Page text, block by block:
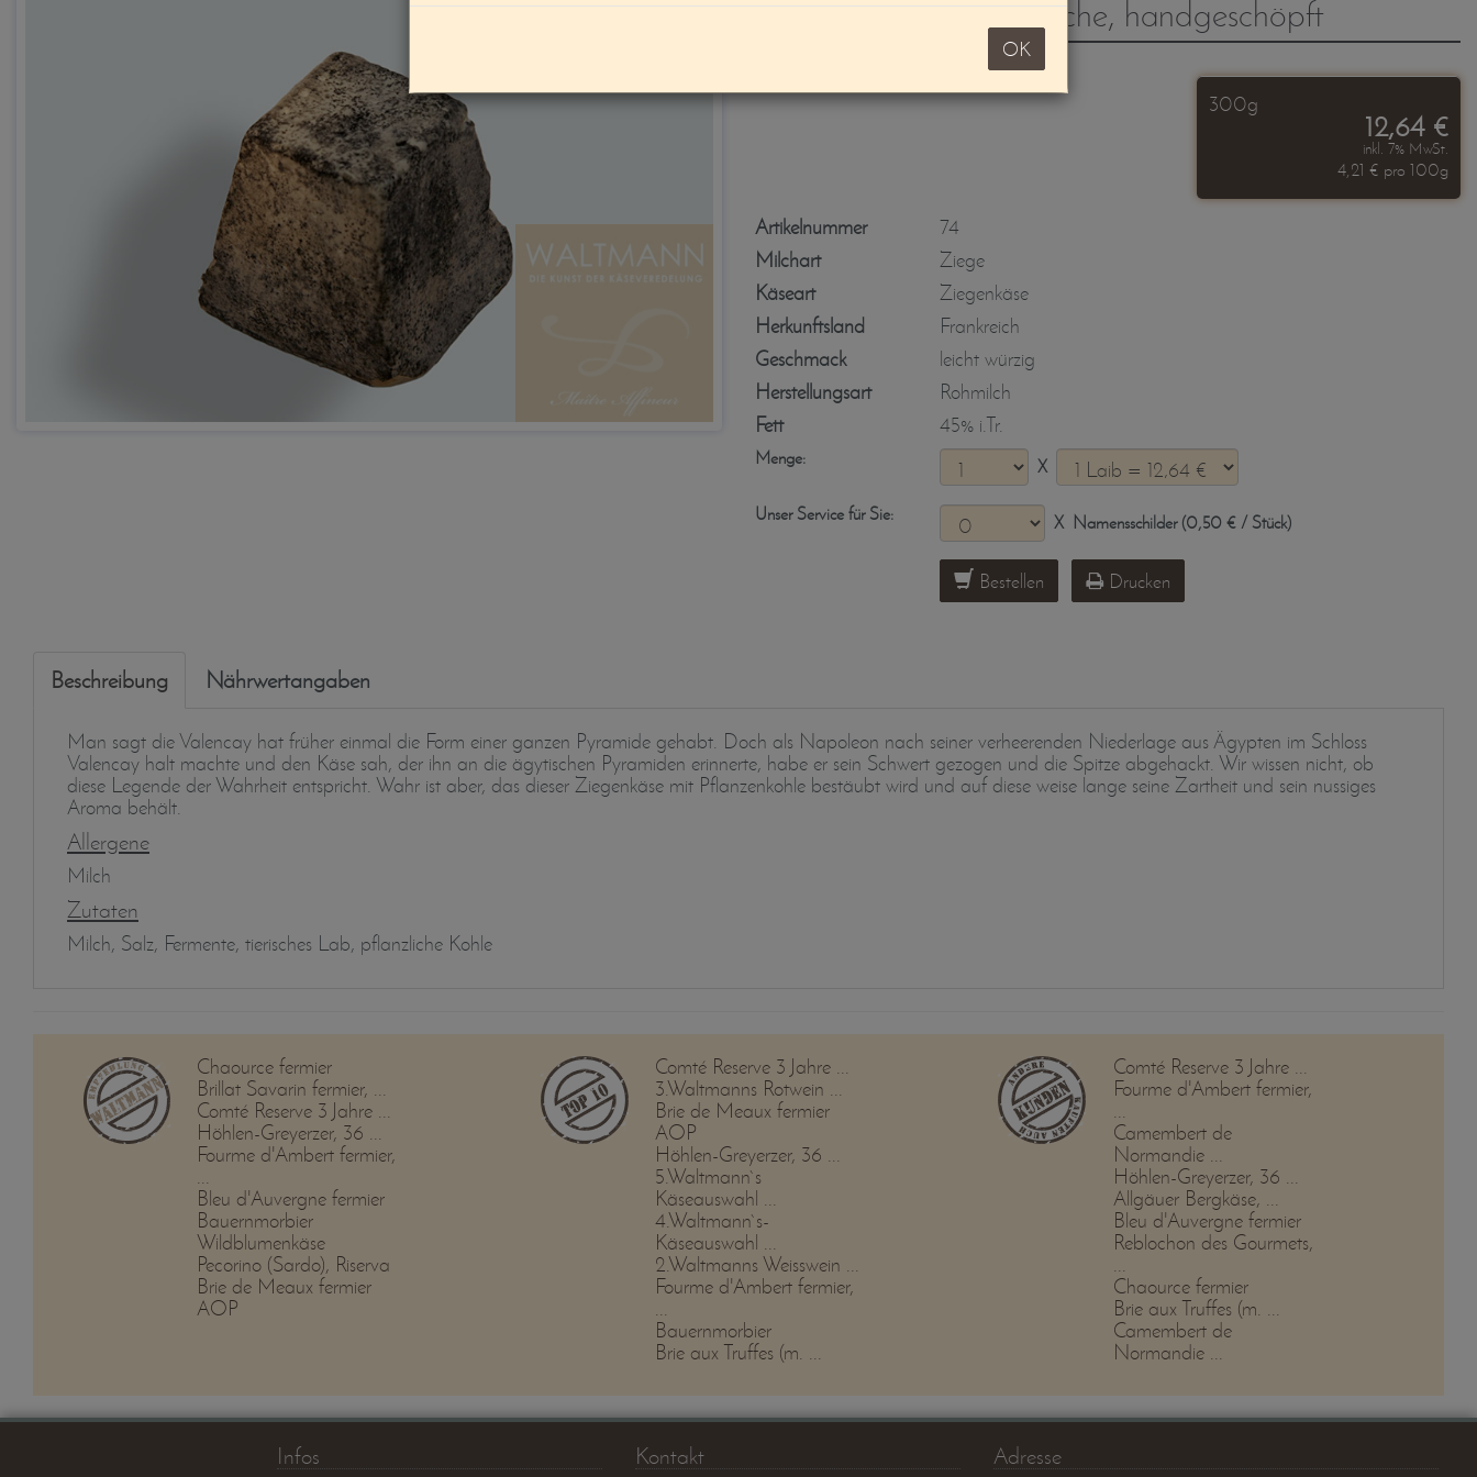
OK
Valencay Pyramide Asche, handgeschöpft
300g
12,64 €
inkl. 7% MwSt.
4,21 € pro 100g
Artikelnummer
74
Milchart
Ziege
Käseart
Ziegenkäse
Herkunftsland
Frankreich
Geschmack
leicht würzig
Herstellungsart
Rohmilch
Fett
45% i.Tr.
Menge: X
Unser Service für Sie: X Namensschilder (0,50 € / Stück)
Bestellen Drucken
Beschreibung Nährwertangaben
Man sagt die Valencay hat früher einmal die Form einer ganzen Pyramide gehabt. Doch als Napoleon nach seiner verheerenden Niederlage aus Ägypten im Schloss
Valencay halt machte und den Käse sah, der ihn an die ägytischen Pyramiden erinnerte, habe er sein Schwert gezogen und die Spitze abgehackt. Wir wissen nicht, ob
diese Legende der Wahrheit entspricht. Wahr ist aber, das dieser Ziegenkäse mit Pflanzenkohle bestäubt wird und auf diese weise lange seine Zartheit und sein nussiges
Aroma behält.
Allergene
Milch
Zutaten
Milch, Salz, Fermente, tierisches Lab, pflanzliche Kohle
Chaource fermier
Brillat Savarin fermier, ...
Comté Reserve 3 Jahre ...
Höhlen-Greyerzer, 36 ...
Fourme d'Ambert fermier,
Bleu d'Auvergne fermier
Bauernmorbier
Wildblumenkäse
Pecorino (Sardo), Riserva
Brie de Meaux fermier
AOP
Comté Reserve 3 Jahre ...
3.Waltmanns Rotwein ...
Brie de Meaux fermier
AOP
Höhlen-Greyerzer, 36 ...
5.Waltmann`s
Käseauswahl ...
4.Waltmann`s-
Käseauswahl ...
2.Waltmanns Weisswein ...
Fourme d'Ambert fermier,
Bauernmorbier
Brie aux Truffes (m. ...
Comté Reserve 3 Jahre ...
Fourme d'Ambert fermier,
Camembert de
Normandie ...
Höhlen-Greyerzer, 36 ...
Allgäuer Bergkäse, ...
Bleu d'Auvergne fermier
Reblochon des Gourmets,
Chaource fermier
Brie aux Truffes (m. ...
Camembert de
Normandie ...
Infos Kontakt Adresse